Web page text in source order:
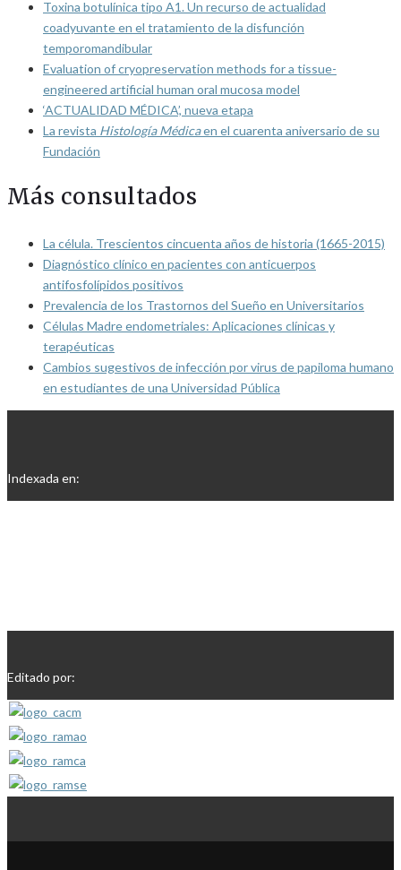
Toxina botulínica tipo A1. Un recurso de actualidad
coadyuvante en el tratamiento de la disfunción
temporomandibular
Evaluation of cryopreservation methods for a tissue-
engineered artificial human oral mucosa model
‘ACTUALIDAD MÉDICA’, nueva etapa
La revista Histología Médicaen el cuarenta aniversario de su
Fundación
Más consultados
La célula. Trescientos cincuenta años de historia (1665-2015)
Diagnóstico clínico en pacientes con anticuerpos
antifosfolípidos positivos
Prevalencia de los Trastornos del Sueño en Universitarios
Células Madre endometriales: Aplicaciones clínicas y
terapéuticas
Cambios sugestivos de infección por virus de papiloma humano
en estudiantes de una Universidad Pública
Indexada en:
Editado por: